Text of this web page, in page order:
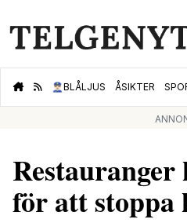
👮🏻‍♂️BLÅLJUS ÅSIKTER
för att